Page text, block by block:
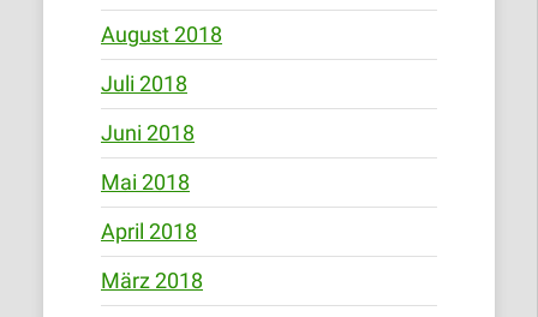
August 2018
Juli 2018
Juni 2018
Mai 2018
April 2018
März 2018